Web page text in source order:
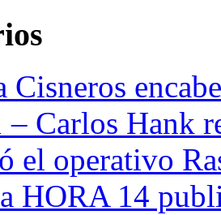
Cisneros
– Carlos Hank
el operativo
HORA 14